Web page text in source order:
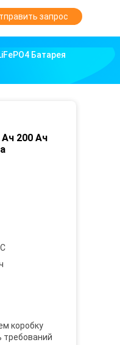
запрос
Батарея
200 Ач
коробку
требований